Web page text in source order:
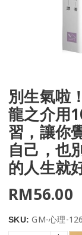
別生氣啦
龍之介用
習，讓你
自己，也
的人生就
RM56.00
SKU:GM-心理-126